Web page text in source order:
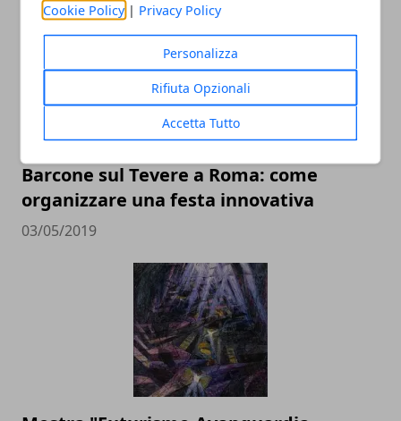
Cookie Policy | Privacy Policy
Personalizza
Rifiuta Opzionali
Accetta Tutto
Barcone sul Tevere a Roma: come
organizzare una festa innovativa
03/05/2019